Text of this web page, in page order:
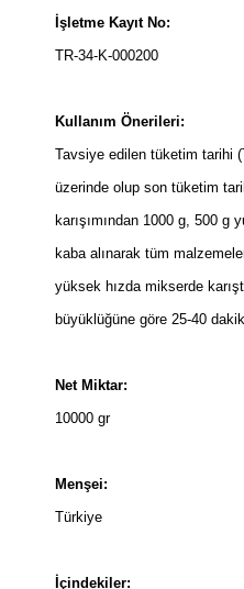
İşletme Kayıt No:
TR-34-K-000200
Kullanım Önerileri:
Tavsiye edilen tüketim tarihi
üzerinde olup son tüketim
karışımından 1000 g, 500
kaba alınarak tüm
yüksek hızda mikserde
büyüklüğüne göre 25-40
Net Miktar:
10000 gr
Menşei:
Türkiye
İçindekiler: